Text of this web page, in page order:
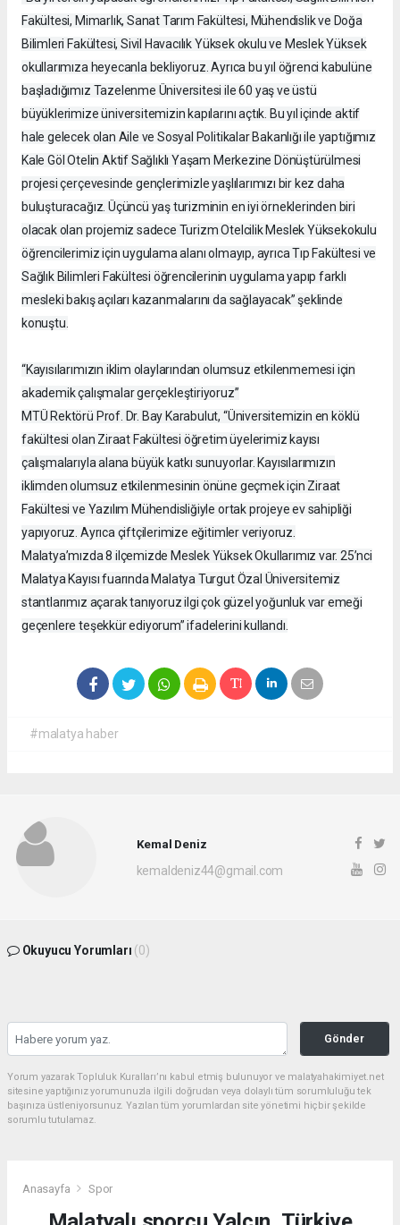
Fakültesi, Mimarlık, Sanat Tarım Fakültesi, Mühendislik ve Doğa
Bilimleri Fakültesi, Sivil Havacılık Yüksek okulu ve Meslek Yüksek
okullarımıza heyecanla bekliyoruz. Ayrıca bu yıl öğrenci kabulüne
başladığımız Tazelenme Üniversitesi ile 60 yaş ve üstü
büyüklerimize üniversitemizin kapılarını açtık. Bu yıl içinde aktif
hale gelecek olan Aile ve Sosyal Politikalar Bakanlığı ile yaptığımız
Kale Göl Otelin Aktif Sağlıklı Yaşam Merkezine Dönüştürülmesi
projesi çerçevesinde gençlerimizle yaşlılarımızı bir kez daha
buluşturacağız. Üçüncü yaş turizminin en iyi örneklerinden biri
olacak olan projemiz sadece Turizm Otelcilik Meslek Yüksekokulu
öğrencilerimiz için uygulama alanı olmayıp, ayrıca Tıp Fakültesi ve
Sağlık Bilimleri Fakültesi öğrencilerinin uygulama yapıp farklı
mesleki bakış açıları kazanmalarını da sağlayacak” şeklinde
konuştu.
“Kayısılarımızın iklim olaylarından olumsuz etkilenmemesi için
akademik çalışmalar gerçekleştiriyoruz”
MTÜ Rektörü Prof. Dr. Bay Karabulut, “Üniversitemizin en köklü
fakültesi olan Ziraat Fakültesi öğretim üyelerimiz kayısı
çalışmalarıyla alana büyük katkı sunuyorlar. Kayısılarımızın
iklimden olumsuz etkilenmesinin önüne geçmek için Ziraat
Fakültesi ve Yazılım Mühendisliğiyle ortak projeye ev sahipliği
yapıyoruz. Ayrıca çiftçilerimize eğitimler veriyoruz.
Malatya’mızda 8 ilçemizde Meslek Yüksek Okullarımız var. 25’nci
Malatya Kayısı fuarında Malatya Turgut Özal Üniversitemiz
stantlarımız açarak tanıyoruz ilgi çok güzel yoğunluk var emeği
geçenlere teşekkür ediyorum” ifadelerini kullandı.
#malatya haber
Kemal Deniz
kemaldeniz44@gmail.com
Okuyucu Yorumları (0)
Gönder
Yorum yazarak Topluluk Kuralları’nı kabul etmiş bulunuyor ve malatyahakimiyet.net
sitesine yaptığınız yorumunuzla ilgili doğrudan veya dolaylı tüm sorumluluğu tek
başınıza üstleniyorsunuz. Yazılan tüm yorumlardan site yönetimi hiçbir şekilde
sorumlu tutulamaz.
Anasayfa Spor